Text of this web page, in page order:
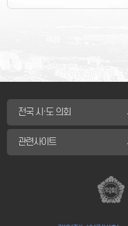
전국 시·도 의회
관련사이트